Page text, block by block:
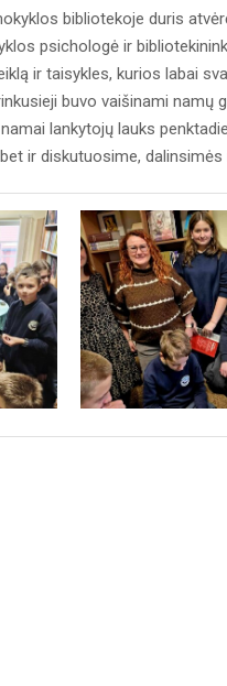
bibliotekoje duris
psichologė ir
ir taisykles, kurios labai
buvo vaišinami namų
lankytojų lauks
ir diskutuosime,